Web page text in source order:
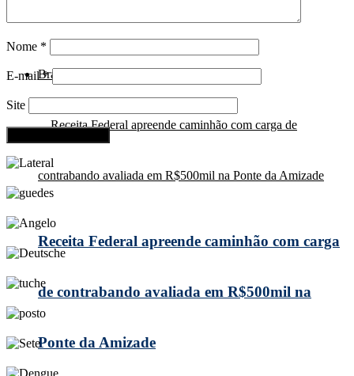
Brasil
Receita Federal apreende caminhão com carga
de contrabando avaliada em R$500mil na
Ponte da Amizade
Nome *
E-mail*
Site